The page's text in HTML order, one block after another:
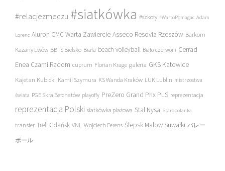
#relacjezmeczu #siatkówka #szkoły #WartoPomagac Adam
Lorenc Aluron CMC Warta Zawiercie Asseco Resovia Rzeszów Barkom
Każany Lwów BBTS Bielsko-Biała beach volleyball Biało-czerwoni Cerrad
Enea Czarni Radom cuprum Florian Krage galeria GKS Katowice
Kajetan Kubicki Kamil Szymura KS Wanda Kraków LUK Lublin mistrzostwa
świata PGE Skra Bełchatów playoffy PreZero Grand Prix PLS reprezentacja
reprezentacja Polski siatkówka plażowa Stal Nysa Staropolanka
transfer Trefl Gdańsk VNL Wojciech Ferens Ślepsk Malow Suwałki バレー
ボール